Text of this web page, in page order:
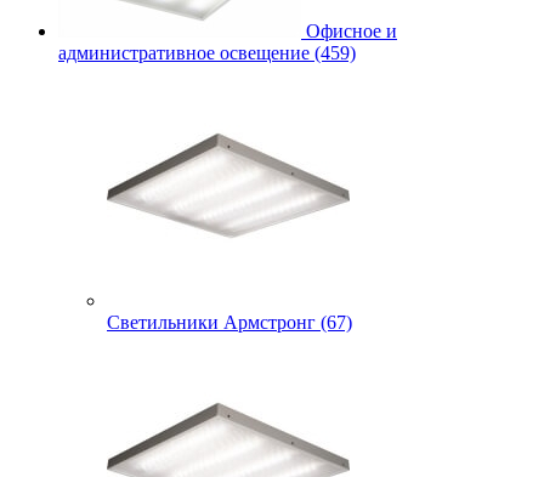
Офисное и
административное освещение (459)
Светильники Армстронг (67)